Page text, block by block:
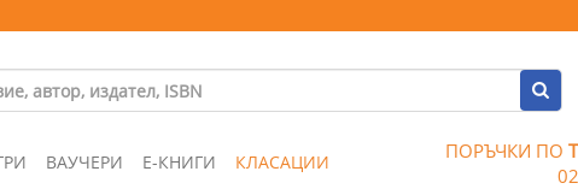
ВАУЧЕРИ Е-КНИГИ КЛАСАЦИИ ПОРЪЧКИ ПО